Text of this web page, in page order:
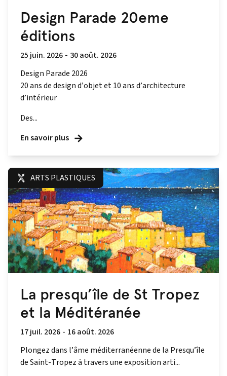
Design Parade 20eme
éditions
25 juin. 2026 - 30 août. 2026
Design Parade 2026
20 ans de design d’objet et 10 ans d’architecture
d’intérieur
Des...
En savoir plus
ARTS PLASTIQUES
La presqu’île de St Tropez
et la Méditéranée
17 juil. 2026 - 16 août. 2026
Plongez dans l’âme méditerranéenne de la Presqu’île
de Saint-Tropez à travers une exposition arti...